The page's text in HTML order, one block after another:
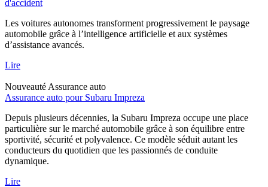
d'accident
Les voitures autonomes transforment progressivement le paysage
automobile grâce à l’intelligence artificielle et aux systèmes
d’assistance avancés.
Lire
Nouveauté Assurance auto
Assurance auto pour Subaru Impreza
Depuis plusieurs décennies, la Subaru Impreza occupe une place
particulière sur le marché automobile grâce à son équilibre entre
sportivité, sécurité et polyvalence. Ce modèle séduit autant les
conducteurs du quotidien que les passionnés de conduite
dynamique.
Lire